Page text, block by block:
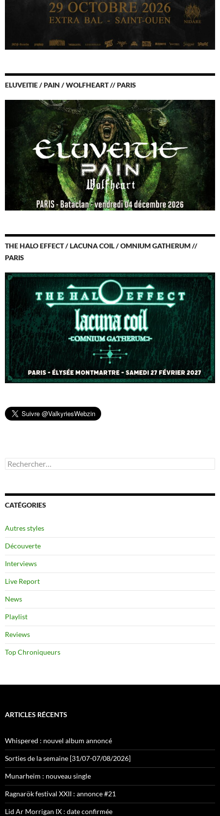
ELUVEITIE / PAIN / WOLFHEART // PARIS
THE HALO EFFECT / LACUNA COIL / OMNIUM GATHERUM //
PARIS
Rechercher :
CATÉGORIES
Autres styles
Découverte
Interviews
Live Report
News
Playlist
Reviews
Top Chroniqueurs
ARTICLES RÉCENTS
Whispered : nouvel album annoncé
Sorties de la semaine [31/07-07/08/2026]
Munarheim : nouveau single
Ragnarök festival XXII : annonce #21
Lid Ar Morrigan IX : date confirmée